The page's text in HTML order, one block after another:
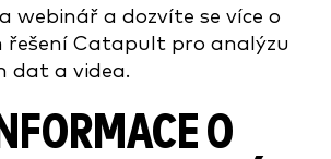
webinář a dozvíte se více o
řešení Catapult pro analýzu
dat a videa.
O